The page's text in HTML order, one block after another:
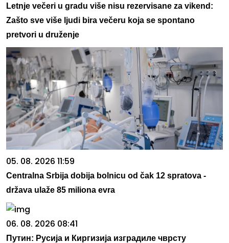
Letnje večeri u gradu više nisu rezervisane za vikend:
Zašto sve više ljudi bira večeru koja se spontano
pretvori u druženje
05. 08. 2026 11:59
Centralna Srbija dobija bolnicu od čak 12 spratova -
država ulaže 85 miliona evra
06. 08. 2026 08:41
Путин: Русија и Киргизија изградиле чврсту